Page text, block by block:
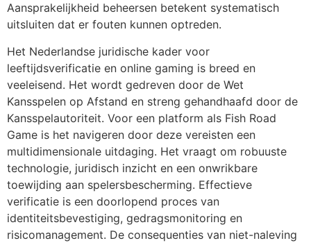
Aansprakelijkheid beheersen betekent systematisch
uitsluiten dat er fouten kunnen optreden.
Het Nederlandse juridische kader voor
leeftijdsverificatie en online gaming is breed en
veeleisend. Het wordt gedreven door de Wet
Kansspelen op Afstand en streng gehandhaafd door de
Kansspelautoriteit. Voor een platform als Fish Road
Game is het navigeren door deze vereisten een
multidimensionale uitdaging. Het vraagt om robuuste
technologie, juridisch inzicht en een onwrikbare
toewijding aan spelersbescherming. Effectieve
verificatie is een doorlopend proces van
identiteitsbevestiging, gedragsmonitoring en
risicomanagement. De consequenties van niet-naleving